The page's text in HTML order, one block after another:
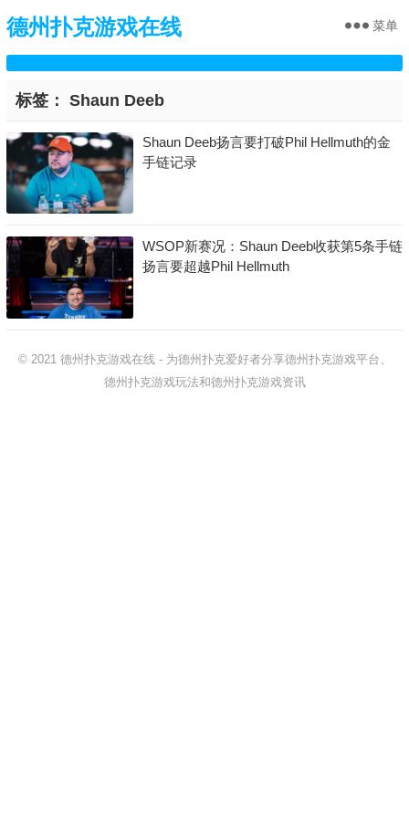
德州扑克游戏在线 菜单
标签： Shaun Deeb
Shaun Deeb扬言要打破Phil Hellmuth的金
手链记录
WSOP新赛况：Shaun Deeb收获第5条手链
扬言要超越Phil Hellmuth
© 2021 德州扑克游戏在线- 为德州扑克爱好者分享德州扑克游戏平台、
德州扑克游戏玩法和德州扑克游戏资讯